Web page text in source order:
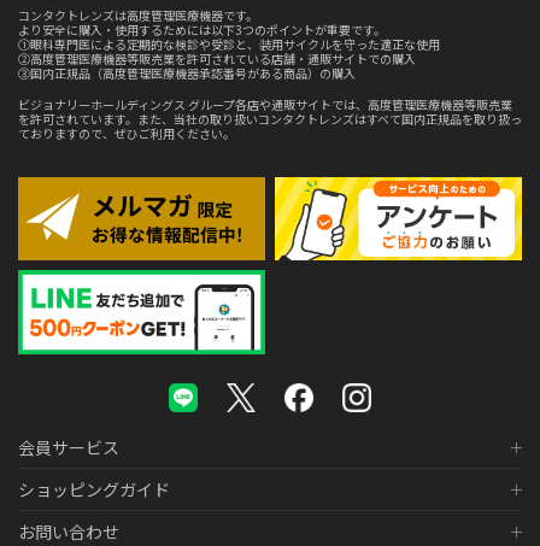
コンタクトレンズは高度管理医療機器です。
より安全に購入・使用するためには以下3つのポイントが重要です。
①眼科専門医による定期的な検診や受診と、装用サイクルを守った適正な使用
②高度管理医療機器等販売業を許可されている店舗・通販サイトでの購入
③国内正規品（高度管理医療機器承認番号がある商品）の購入
ビジョナリーホールディングス グループ各店や通販サイトでは、高度管理医療機器等販売業
を許可されています。また、当社の取り扱いコンタクトレンズはすべて国内正規品を取り扱っ
ておりますので、ぜひご利用ください。
会員サービス
ショッピングガイド
お問い合わせ